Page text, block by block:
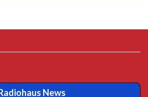
News